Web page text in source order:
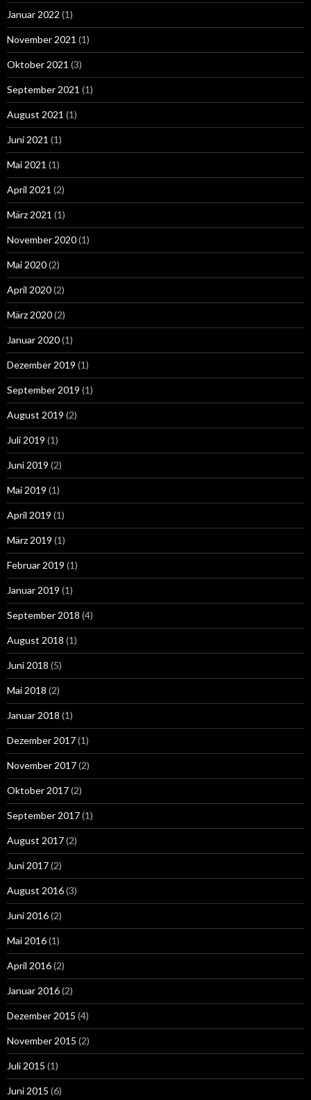
Januar 2022 (1)
November 2021 (1)
Oktober 2021 (3)
September 2021 (1)
August 2021 (1)
Juni 2021 (1)
Mai 2021 (1)
April 2021 (2)
März 2021 (1)
November 2020(1)
Mai 2020(2)
April 2020(2)
März 2020(2)
Januar 2020(1)
Dezember 2019 (1)
September 2019 (1)
August 2019 (2)
Juli 2019 (1)
Juni 2019 (2)
Mai 2019 (1)
April 2019 (1)
März 2019 (1)
Februar 2019 (1)
Januar 2019 (1)
September 2018 (4)
August 2018 (1)
Juni 2018 (5)
Mai 2018 (2)
Januar 2018 (1)
Dezember 2017(1)
November 2017(2)
Oktober 2017(2)
September 2017(1)
August 2017(2)
Juni 2017(2)
August 2016(3)
Juni 2016(2)
Mai 2016(1)
April 2016(2)
Januar 2016(2)
Dezember 2015 (4)
November 2015 (2)
Juli 2015 (1)
Juni 2015 (6)